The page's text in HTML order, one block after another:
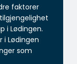
faktorer
i Lødingen.
i Lødingen
som